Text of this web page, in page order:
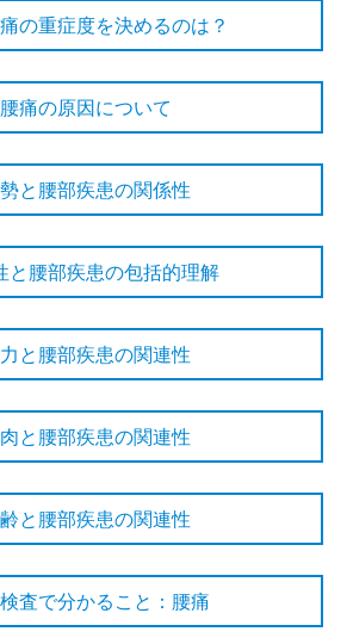
の重症度を決めるのは？
腰痛の原因について
と腰部疾患の関係性
と腰部疾患の包括的理解
と腰部疾患の関連性
と腰部疾患の関連性
と腰部疾患の関連性
査で分かること：腰痛